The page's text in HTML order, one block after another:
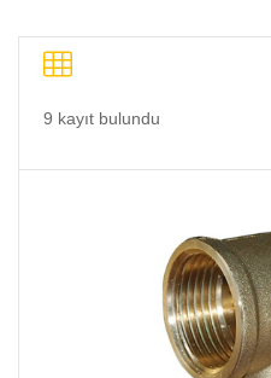
9 kayıt bulundu